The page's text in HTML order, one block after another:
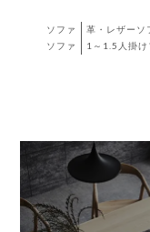
ソファ 革・レザーソ
ソファ
1～1.5人掛け